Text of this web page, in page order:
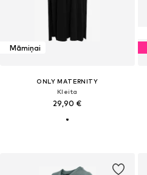
Māmiņai
ONLY MATERNITY
Kleita
29,90 €